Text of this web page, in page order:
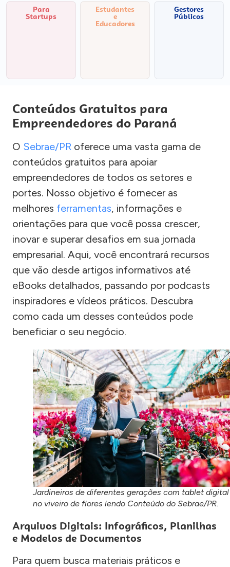
Para
Startups
Estudantes
e
Educadores
Gestores
Públicos
Conteúdos Gratuitos para
Empreendedores do Paraná
O Sebrae/PR oferece uma vasta gama de
conteúdos gratuitos para apoiar
empreendedores de todos os setores e
portes. Nosso objetivo é fornecer as
melhores ferramentas, informações e
orientações para que você possa crescer,
inovar e superar desafios em sua jornada
empresarial. Aqui, você encontrará recursos
que vão desde artigos informativos até
eBooks detalhados, passando por podcasts
inspiradores e vídeos práticos. Descubra
como cada um desses conteúdos pode
beneficiar o seu negócio.
Jardineiros de diferentes gerações com tablet digital
no viveiro de flores lendo Conteúdo do Sebrae/PR.
Arquivos Digitais: Infográficos, Planilhas
e Modelos de Documentos
Para quem busca materiais práticos e